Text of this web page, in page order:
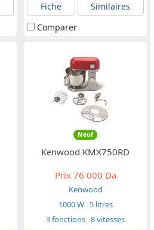
Fiche
Similaires
Comparer
Neuf
Kenwood KMX750RD
Prix76 000 Da
Kenwood
1000 W 5 litres
3 fonctions 8 vitesses